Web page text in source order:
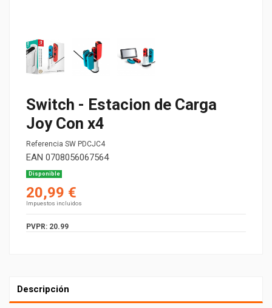
Switch - Estacion de Carga
Joy Con x4
Referencia SW PDCJC4
EAN 0708056067564
Disponible
20,99 €
Impuestos incluidos
PVPR: 20.99
Descripción